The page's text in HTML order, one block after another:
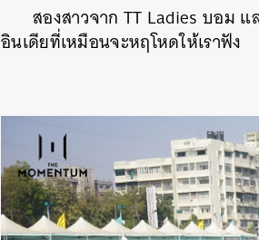
สองสาวจาก TT Ladies บอม แ
อินเดียที่เหมือนจะหฤโหดให้เราฟัง